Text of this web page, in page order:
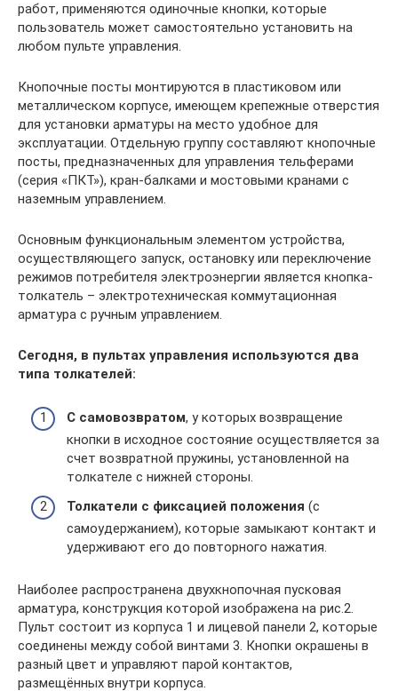
работ, применяются одиночные кнопки, которые
пользователь может самостоятельно установить на
любом пульте управления.
Кнопочные посты монтируются в пластиковом или
металлическом корпусе, имеющем крепежные отверстия
для установки арматуры на место удобное для
эксплуатации. Отдельную группу составляют кнопочные
посты, предназначенных для управления тельферами
(серия «ПКТ»), кран-балками и мостовыми кранами с
наземным управлением.
Основным функциональным элементом устройства,
осуществляющего запуск, остановку или переключение
режимов потребителя электроэнергии является кнопка-
толкатель – электротехническая коммутационная
арматура с ручным управлением.
Сегодня, в пультах управления используются два
типа толкателей:
С самовозвратом, у которых возвращение
кнопки в исходное состояние осуществляется за
счет возвратной пружины, установленной на
толкателе с нижней стороны.
Толкатели с фиксацией положения (с
самоудержанием), которые замыкают контакт и
удерживают его до повторного нажатия.
Наиболее распространена двухкнопочная пусковая
арматура, конструкция которой изображена на рис.2.
Пульт состоит из корпуса 1 и лицевой панели 2, которые
соединены между собой винтами 3. Кнопки окрашены в
разный цвет и управляют парой контактов,
размещённых внутри корпуса.